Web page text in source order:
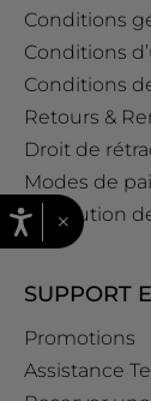
Conditions
Conditions
Conditions
Retours &
Droit de
Modes de
Résolution
SUPPORT
Promotions
Assistance
×